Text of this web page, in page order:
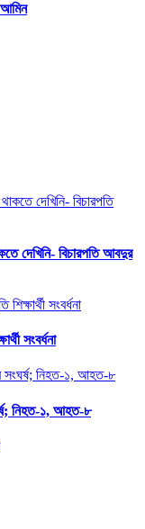
আমিন
দেখিনি- বিচারপতি আবদুর
সংবর্ধনা
নিহত-১, আহত-৮